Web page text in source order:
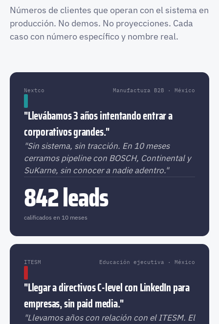
Números de clientes que operan con el sistema en
producción. No demos. No proyecciones. Cada
caso con número específico y nombre real.
Nextco Manufactura B2B · México
"Llevábamos 3 años intentando entrar a
corporativos grandes."
"Sin sistema, sin tracción. En 10 meses
cerramos pipeline con BOSCH, Continental y
SuKarne, sin conocer a nadie adentro."
842 leads
calificados en 10 meses
ITESM Educación ejecutiva · México
"Llegar a directivos C-level con LinkedIn para
empresas, sin paid media."
"Llevamos años con relación con el ITESM. El